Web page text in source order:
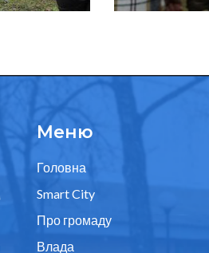
Меню
Головна
Smart City
Про громаду
Влада